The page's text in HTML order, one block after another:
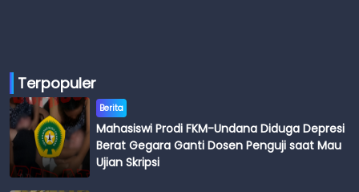
Terpopuler
Berita
Mahasiswi Prodi FKM-Undana Diduga Depresi
Berat Gegara Ganti Dosen Penguji saat Mau
Ujian Skripsi